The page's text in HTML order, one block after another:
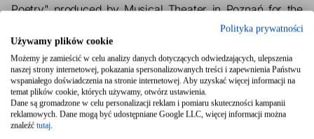
Poetry" produced by Musical Theater in Poznań for the
Zakłady Kórnickie Foundation, the City and Commune of
Kórnik, the PAN Kornik Library and the Poviat of Poznań.
This time viewers will learn about the history of unique
manuscripts in the collection of the Kornik Library. Three
actors from the Musical Theater: from the New Theater in
Poznan can be seen on the screen. Finally, the curator of
the Kórnik Library, Małgorzata Potocka, will appear. Poems
Polityka prywatności
Używamy plików cookie
Możemy je zamieścić w celu analizy danych dotyczących odwiedzających, ulepszenia
naszej strony internetowej, pokazania spersonalizowanych treści i zapewnienia Państwu
wspaniałego doświadczenia na stronie internetowej. Aby uzyskać więcej informacji na
temat plików cookie, których używamy, otwórz ustawienia.
Dane są gromadzone w celu personalizacji reklam i pomiaru skuteczności kampanii
reklamowych. Dane mogą być udostępniane Google LLC, więcej informacji można
znaleźć tutaj.